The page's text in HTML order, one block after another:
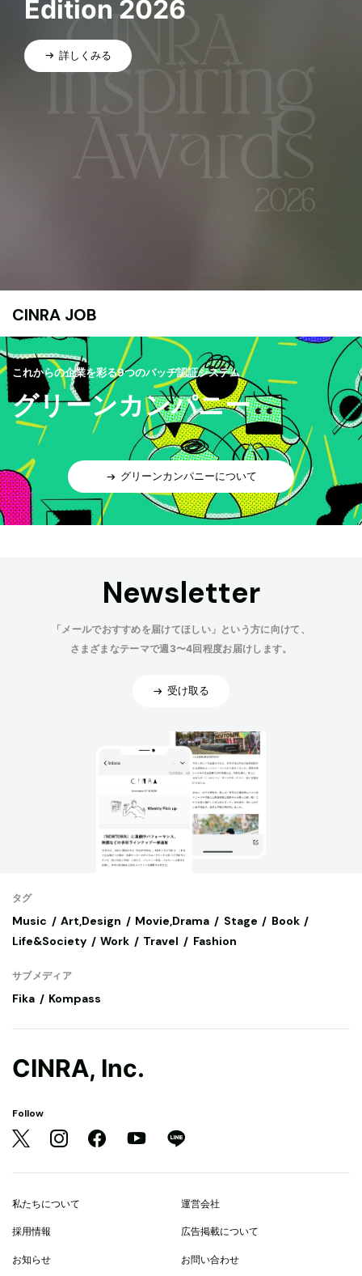
Edition 2026
詳しくみる
CINRA JOB
これからの企業を彩る9つのバッヂ認証システム
グリーンカンパニー
グリーンカンパニーについて
Newsletter
「メールでおすすめを届けてほしい」という方に向けて、
さまざまなテーマで週3〜4回程度お届けします。
受け取る
タグ
Music Art,Design Movie,Drama Stage
Book
Life&Society
Work Travel Fashion
サブメディア
Fika Kompass
CINRA, Inc.
Follow
私たちについて 運営会社
採用情報 広告掲載について
お知らせ お問い合わせ